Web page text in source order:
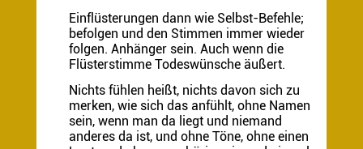
Einflüsterungen dann wie Selbst-Befehle;
befolgen und den Stimmen immer wieder
folgen. Anhänger sein. Auch wenn die
Flüsterstimme Todeswünsche äußert.
Nichts fühlen heißt, nichts davon sich zu
merken, wie sich das anfühlt, ohne Namen
sein, wenn man da liegt und niemand
anderes da ist, und ohne Töne, ohne einen